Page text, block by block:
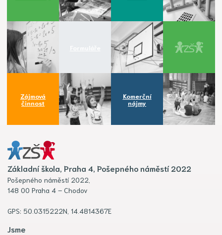
Zájmová
činnost
Komerční
nájmy
Základní škola, Praha 4, Pošepného náměstí 2022
Pošepného náměstí 2022,
148 00 Praha 4 – Chodov
GPS: 50.0315222N, 14.4814367E
Jsme